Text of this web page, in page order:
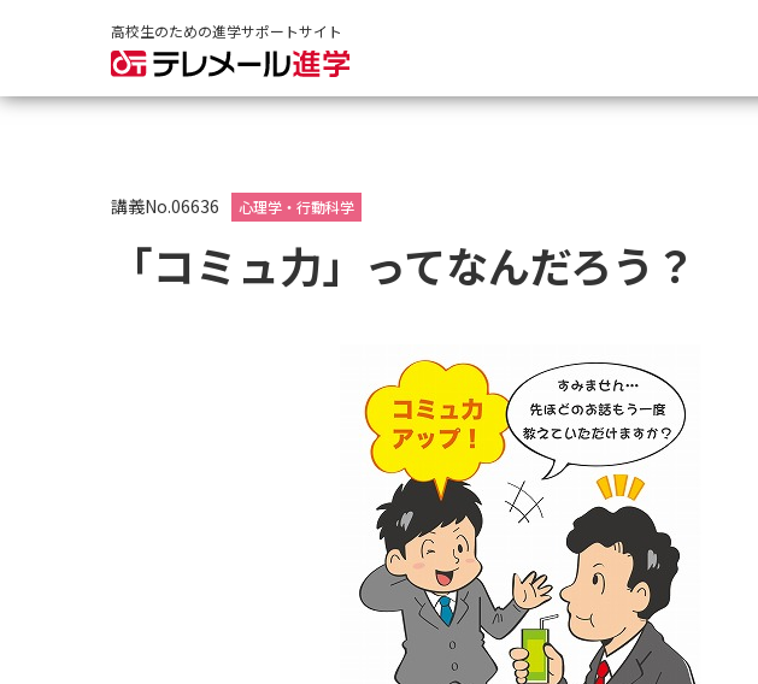
高校生のための進学サポートサイト
講義No.06636 心理学・行動科学
「コミュ力」ってなんだろう？